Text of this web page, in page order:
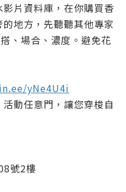
片資料庫，在你購買香
地方，先聽聽其他專家
、場合、濃度。避免花
yNe4U4i
動任意門，讓您穿梭自
號2樓